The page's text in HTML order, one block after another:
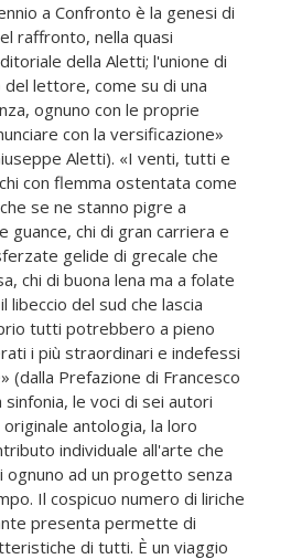
a Confronto è la genesi di
raffronto, nella quasi
della Aletti; l'unione di
lettore, come su di una
ognuno con le proprie
con la versificazione»
Aletti). «I venti, tutti e
con flemma ostentata come
se ne stanno pigre a
guance, chi di gran carriera e
gelide di grecale che
chi di buona lena ma a folate
del sud che lascia
tutti potrebbero a pieno
i più straordinari e indefessi
(dalla Prefazione di Francesco
sinfonia, le voci di sei autori
antologia, la loro
individuale all'arte che
ognuno ad un progetto senza
Il cospicuo numero di liriche
presenta permette di
di tutti. È un viaggio